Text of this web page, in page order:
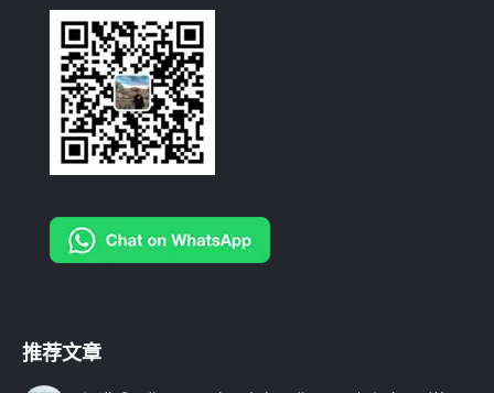
in
new
window
in
new
window
in
new
window
推荐文章